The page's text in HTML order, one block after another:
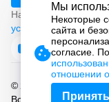
Нажимая на кнопку
условиями
© 2026 ООО «СМАРТ
Все права защищены.
Мы
Некоторые
сайта и
согласие.
отношении
Принять